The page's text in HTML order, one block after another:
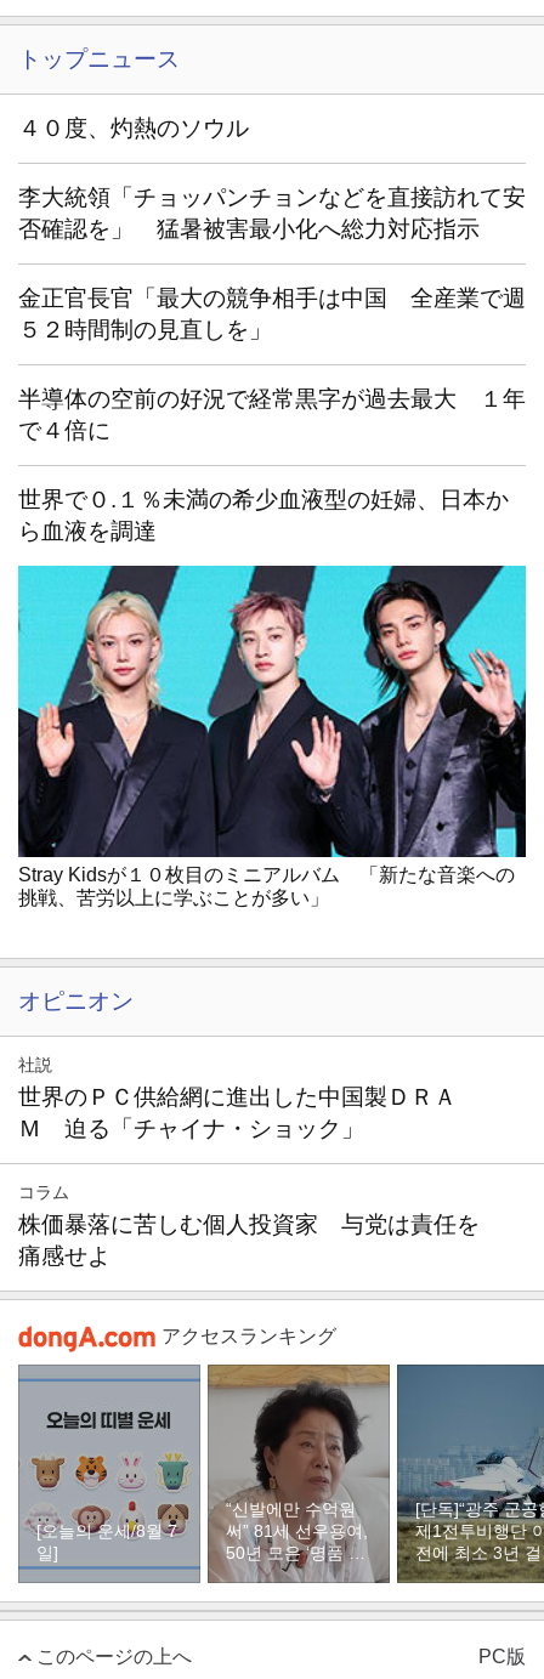
トップニュース
４０度、灼熱のソウル
李大統領「チョッパンチョンなどを直接訪れて安
否確認を」 猛暑被害最小化へ総力対応指示
金正官長官「最大の競争相手は中国 全産業で週
５２時間制の見直しを」
半導体の空前の好況で経常黒字が過去最大 １年
で４倍に
世界で０.１％未満の希少血液型の妊婦、日本か
ら血液を調達
Stray Kidsが１０枚目のミニアルバム 「新たな音楽への
挑戦、苦労以上に学ぶことが多い」
オピニオン
社説
世界のＰＣ供給網に進出した中国製ＤＲＡ
Ｍ 迫る「チャイナ・ショック」
コラム
株価暴落に苦しむ個人投資家 与党は責任を
痛感せよ
アクセスランキング
[오늘의 운세/8월 7
일]
“신발에만 수억원
써” 81세 선우용여,
50년 모은 ‘명품 구
두’ 컬렉션
[단독]“광주 군공
제1전투비행단
전에 최소 3년
듯”
このページの上へ PC版